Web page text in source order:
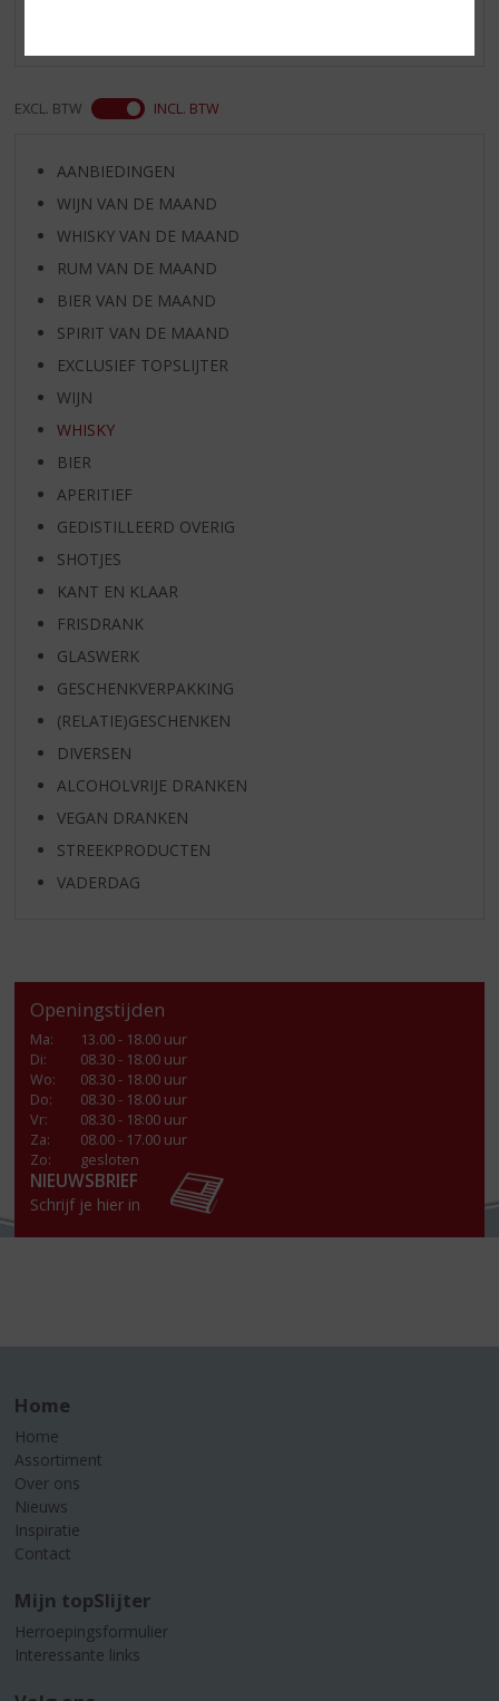
EXCL. BTW INCL. BTW
AANBIEDINGEN
WIJN VAN DE MAAND
WHISKY VAN DE MAAND
RUM VAN DE MAAND
BIER VAN DE MAAND
SPIRIT VAN DE MAAND
EXCLUSIEF TOPSLIJTER
WIJN
WHISKY
BIER
APERITIEF
GEDISTILLEERD OVERIG
SHOTJES
KANT EN KLAAR
FRISDRANK
GLASWERK
GESCHENKVERPAKKING
(RELATIE)GESCHENKEN
DIVERSEN
ALCOHOLVRIJE DRANKEN
VEGAN DRANKEN
STREEKPRODUCTEN
VADERDAG
Openingstijden
Ma:
13.00 - 18.00 uur
Di:
08.30 - 18.00 uur
Wo:
08.30 - 18.00 uur
Do:
08.30 - 18.00 uur
Vr:
08.30 - 18:00 uur
Za:
08.00 - 17.00 uur
Zo:
gesloten
NIEUWSBRIEF
Schrijf je hier in
Home
Home
Assortiment
Over ons
Nieuws
Inspiratie
Contact
Mijn topSlijter
Herroepingsformulier
Interessante links